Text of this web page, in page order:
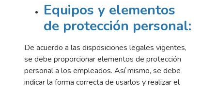
Equipos y elementos
de protección personal:
De acuerdo a las disposiciones legales vigentes,
se debe proporcionar elementos de protección
personal a los empleados. Así mismo, se debe
indicar la forma correcta de usarlos y realizar el